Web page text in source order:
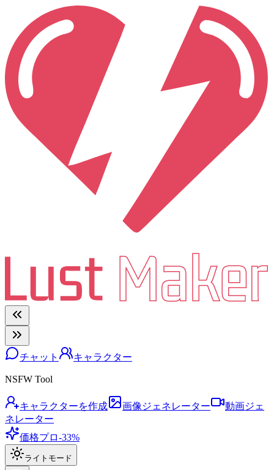
チャット キャラクター
NSFW Tool
キャラクターを作成 画像ジェネレーター
動画ジェ
ネレーター
価格プロ-33%
ライトモード